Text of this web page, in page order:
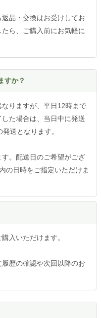
品・交換はお受けしてお
ら、ご購入前にお気軽に
すか？
りますが、平日12時まで
た場合は、当日中に発送
送となります。
。配送日のご希望がござ
の日時をご指定いただけま
入いただけます。
歴の確認や次回以降のお